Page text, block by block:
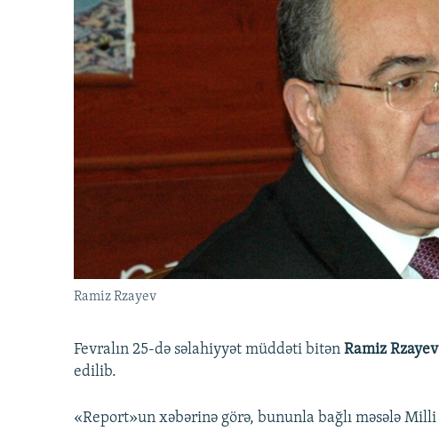
MULTIMEDIA
FOTOQALEREYA
RADIO ARXIV
OXU ZALI
İZ - MƏDƏNIYYƏT PROQRAMI
HAQQIMIZDA
PEŞƏ ETIKASI VƏ JURNALISTIKA
STANDARTLARIMIZ
AZADLIQRADIOSU MOBIL TELEFONUNUZDA
Ramiz Rzayev
Fevralın 25-də səlahiyyət müddəti bitən Ramiz Rzayev
edilib.
«Report»un xəbərinə görə, bununla bağlı məsələ